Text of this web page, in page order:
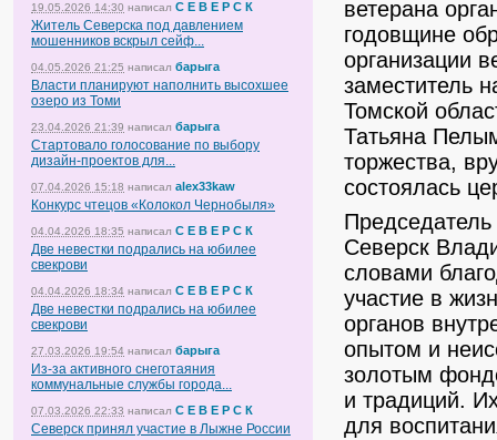
19.05.2026 14:30 написал С Е В Е Р С К
Житель Северска под давлением
мошенников вскрыл сейф...
04.05.2026 21:25 написал барыга
Власти планируют наполнить высохшее
озеро из Томи
23.04.2026 21:39 написал барыга
Стартовало голосование по выбору
дизайн-проектов для...
07.04.2026 15:18 написал alex33kaw
Конкурс чтецов «Колокол Чернобыля»
04.04.2026 18:35 написал С Е В Е Р С К
Две невестки подрались на юбилее
свекрови
04.04.2026 18:34 написал С Е В Е Р С К
Две невестки подрались на юбилее
свекрови
27.03.2026 19:54 написал барыга
Из-за активного снеготаяния
коммунальные службы города...
07.03.2026 22:33 написал С Е В Е Р С К
Северск принял участие в Лыжне России
ветерана
годовщине
организации
заместитель
Томской
Татьяна
торжества,
состоялась
Северск
словами
участие в
органов
опытом и
золотым
и традиций.
для